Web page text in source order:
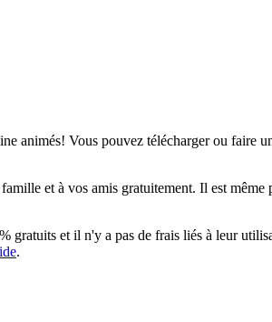
animés! Vous pouvez télécharger ou faire
et à vos amis gratuitement. Il est
gratuits et il n'y a pas de frais liés à leur
.